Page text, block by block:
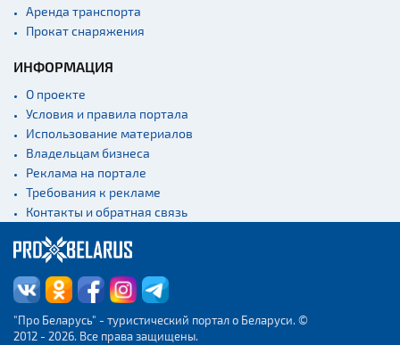
Аренда транспорта
Прокат снаряжения
ИНФОРМАЦИЯ
О проекте
Условия и правила портала
Использование материалов
Владельцам бизнеса
Реклама на портале
Требования к рекламе
Контакты и обратная связь
"Про Беларусь" - туристический портал о Беларуси. ©
2012 - 2026. Все права защищены.